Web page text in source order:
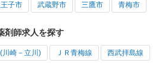
子市 武蔵野市 三鷹市 青梅市
剤師求人を探す
川崎－立川) ＪＲ青梅線 西武拝島線